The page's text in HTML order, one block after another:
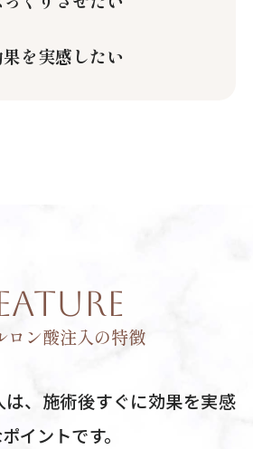
を実感したい
ロン酸注入の特徴
は、施術後すぐに効果を実感
イントです。